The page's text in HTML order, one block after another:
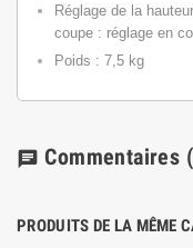
Réglage de la
coupe : réglage en
Poids : 7,5 kg
chat Commentaires
PRODUITS DE LA MÊME